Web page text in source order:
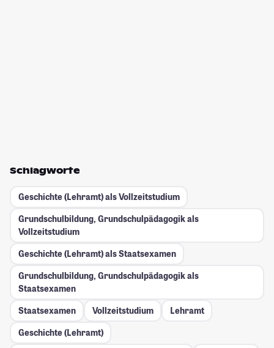
Schlagworte
Geschichte (Lehramt) als Vollzeitstudium
Grundschulbildung, Grundschulpädagogik als
Vollzeitstudium
Geschichte (Lehramt) als Staatsexamen
Grundschulbildung, Grundschulpädagogik als
Staatsexamen
Staatsexamen
Vollzeitstudium
Lehramt
Geschichte (Lehramt)